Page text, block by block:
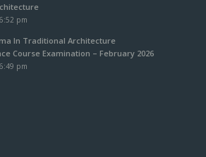
pm
In Traditional Architecture
Course Examination – February 2026
pm